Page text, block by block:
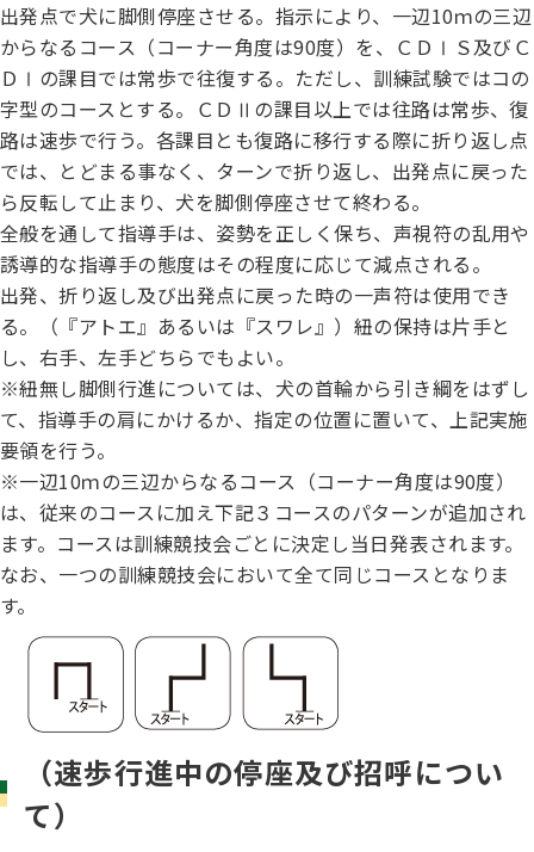
ディスクロージャー（情報公開）
有識者会議の提言について
入会のご案内
3分でわかるジャパンケネルクラブ
ジャパンケネルクラブチャンネルYouTube
ガゼットのご案内
犬種別犬籍登録頭数
DNA登録
チャンピオンタイトル
繁殖についての基礎知識
正しいブリーディングと守るべき心得
ティーカッププードル、豆柴について
遺伝子疾患について考えよう
「動物の愛護及び管理に関する法律」
股関節形成不全症(HD)と肘関節異形成症(ED)について
人工授精について
ロイヤルカナンアワードについて
JKCブリーディングアワード
訓練競技会
アジリティー競技会
フライボール競技会
オビディエンス競技会
IGP
BH
ドッグダンス
自由研究<犬について詳しく知ろう！>
ジャックお面を作ってあそぼう♪
ハンドラー
訓練士
スチュワード
審査員
アニマル衛生士
自主研修会／日程
出発点で犬に脚側停座させる。指示により、一辺10ｍの三辺
からなるコース（コーナー角度は90度）を、ＣＤⅠＳ及びＣ
ＤⅠの課目では常歩で往復する。ただし、訓練試験ではコの
字型のコースとする。ＣＤⅡの課目以上では往路は常歩、復
路は速歩で行う。各課目とも復路に移行する際に折り返し点
では、とどまる事なく、ターンで折り返し、出発点に戻った
ら反転して止まり、犬を脚側停座させて終わる。
全般を通して指導手は、姿勢を正しく保ち、声視符の乱用や
誘導的な指導手の態度はその程度に応じて減点される。
出発、折り返し及び出発点に戻った時の一声符は使用でき
る。（『アトエ』あるいは『スワレ』）紐の保持は片手と
し、右手、左手どちらでもよい。
※紐無し脚側行進については、犬の首輪から引き綱をはずし
て、指導手の肩にかけるか、指定の位置に置いて、上記実施
要領を行う。
※一辺10ｍの三辺からなるコース（コーナー角度は90度）
は、従来のコースに加え下記３コースのパターンが追加され
ます。コースは訓練競技会ごとに決定し当日発表されます。
なお、一つの訓練競技会において全て同じコースとなりま
す。
（速歩行進中の停座及び招呼につい
て）